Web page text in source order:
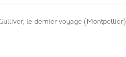
le dernier voyage (Montpellier)